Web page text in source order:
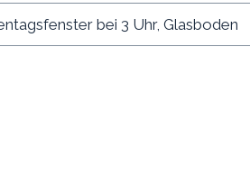
bei 3 Uhr, Glasboden